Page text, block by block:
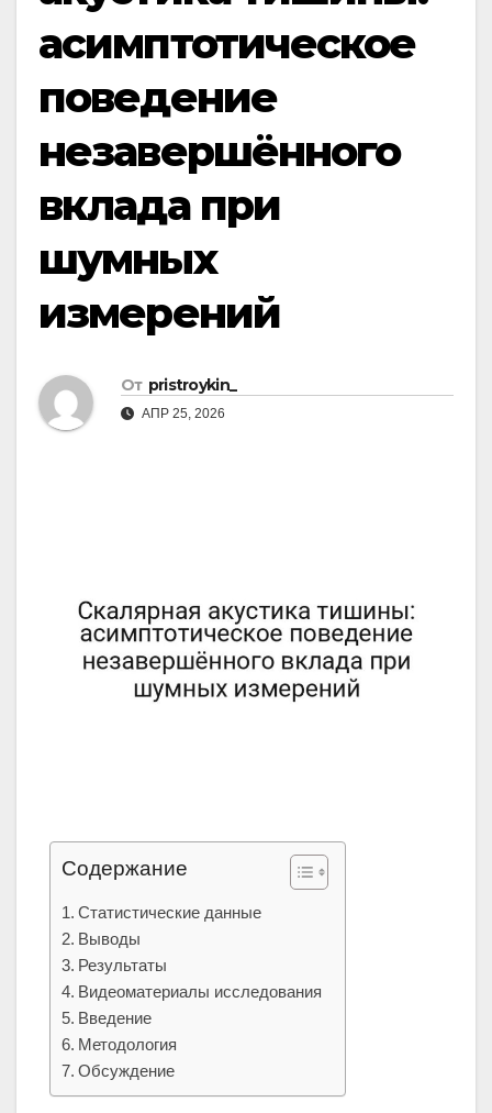
асимптотическое
поведение
незавершённого
вклада при
шумных
измерений
От pristroykin_
АПР 25, 2026
Содержание
Статистические данные
Выводы
Результаты
Видеоматериалы исследования
Введение
Методология
Обсуждение